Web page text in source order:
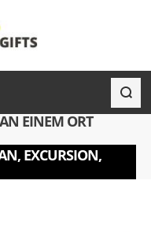
EINEM ORT
EXCURSION,